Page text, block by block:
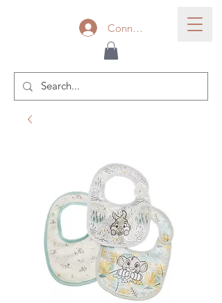
Connexion